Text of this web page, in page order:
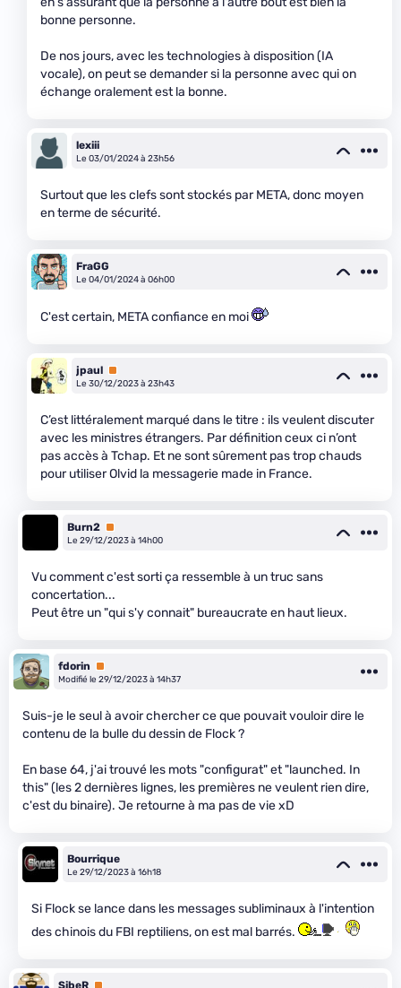
bonne personne.
De nos jours, avec les technologies à disposition (IA
vocale), on peut se demander si la personne avec qui on
échange oralement est la bonne.
lexiii
Le 03/01/2024 à 23h56
Surtout que les clefs sont stockés par META, donc moyen
en terme de sécurité.
FraGG
Le 04/01/2024 à 06h00
C'est certain, META confiance en moi
jpaul Premium
Le 30/12/2023 à 23h43
C’est littéralement marqué dans le titre : ils veulent discuter
avec les ministres étrangers. Par définition ceux ci n’ont
pas accès à Tchap. Et ne sont sûrement pas trop chauds
pour utiliser Olvid la messagerie made in France.
Burn2 Premium
Le 29/12/2023 à 14h00
Vu comment c'est sorti ça ressemble à un truc sans
concertation...
Peut être un "qui s'y connait" bureaucrate en haut lieux.
fdorin
Premium
Modifié le 29/12/2023 à 14h37
Suis-je le seul à avoir chercher ce que pouvait vouloir dire le
contenu de la bulle du dessin de Flock ?
En base 64, j'ai trouvé les mots "configurat" et "launched. In
this" (les 2 dernières lignes, les premières ne veulent rien dire,
c'est du binaire). Je retourne à ma pas de vie xD
Bourrique
Le 29/12/2023 à 16h18
Si Flock se lance dans les messages subliminaux à l'intention
des chinois du FBI reptiliens, on est mal barrés.
SibeR Premium